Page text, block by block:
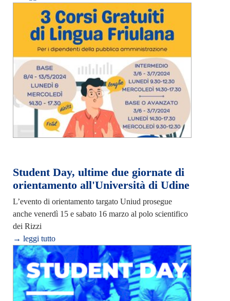
Student Day, ultime due giornate di
orientamento all'Università di Udine
L’evento di orientamento targato Uniud prosegue
anche venerdì 15 e sabato 16 marzo al polo scientifico
dei Rizzi
→ leggi tutto